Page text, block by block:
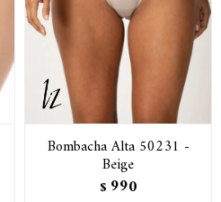
Bombacha Alta 50231 -
Beige
$ 990